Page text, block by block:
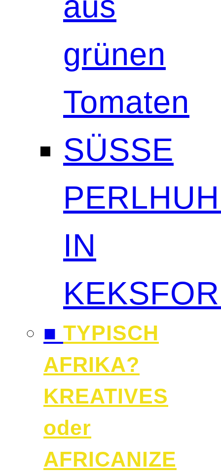
grünen
Tomaten
SÜSSE
IN
■ TYPISCH
AFRIKA?
KREATIVES
oder
AFRICANIZE